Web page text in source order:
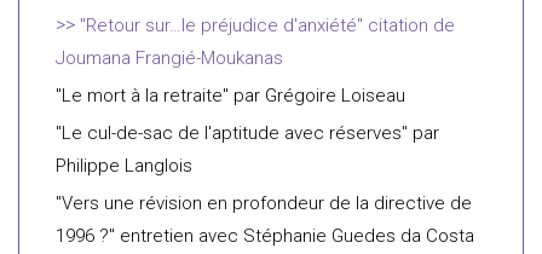
"Retour sur…le préjudice d'anxiété" citation de
Joumana Frangié-Moukanas
"Le mort à la retraite" par Grégoire Loiseau
"Le cul-de-sac de l'aptitude avec réserves" par
Philippe Langlois
"Vers une révision en profondeur de la directive de
1996 ?" entretien avec Stéphanie Guedes da Costa